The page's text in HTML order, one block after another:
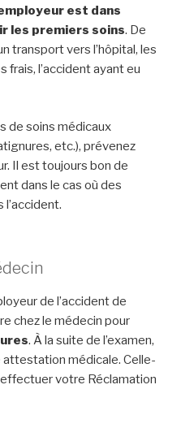
est dans
les premiers soins. De
transport vers l’hôpital, les
frais, l’accident ayant eu
de soins médicaux
etc.), prévenez
Il est toujours bon de
dans le cas où des
de l’accident de
chez le médecin pour
. À la suite de l’examen,
médicale. Celle-
votre Réclamation